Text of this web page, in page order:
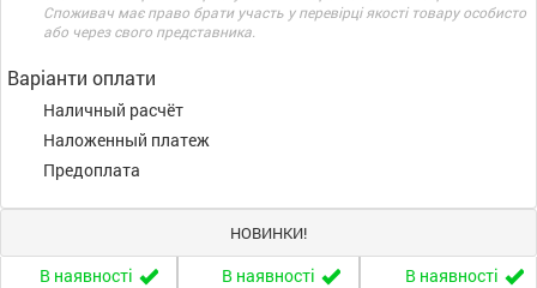
Споживач має право брати участь у перевірці якості товару особисто
або через свого представника.
Варіанти оплати
Наличный расчёт
Наложенный платеж
Предоплата
НОВИНКИ!
В наявності В наявності В наявності